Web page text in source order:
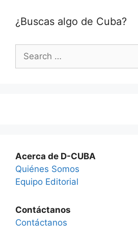
¿Buscas algo de Cuba?
for:
Acerca de D-CUBA
Quiénes Somos
Equipo Editorial
Contáctanos
Contáctanos